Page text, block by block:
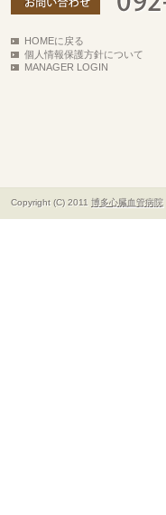
HOMEに戻る
個人情報保護方針について
MANAGER LOGIN
Copyright (C) 2011 博多心臓血管病院